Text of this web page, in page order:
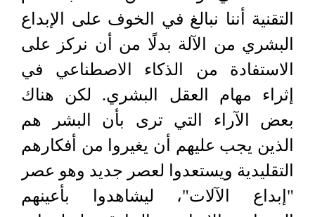
التقنية أننا نبالغ في الخوف على الإبداع
البشري من الآلة بدلًا من أن نركز على
الاستفادة من الذكاء الاصطناعي في
إثراء مهام العقل البشري. لكن هناك
بعض الآراء التي ترى بأن البشر هم
الذين يجب عليهم أن يغيروا من أفكارهم
التقليدية ويستعدوا لعصر جديد وهو عصر
"إبداع الآلات"، ليشاهدوا بأعينهم